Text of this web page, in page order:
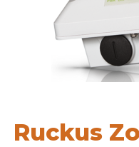
Ruckus